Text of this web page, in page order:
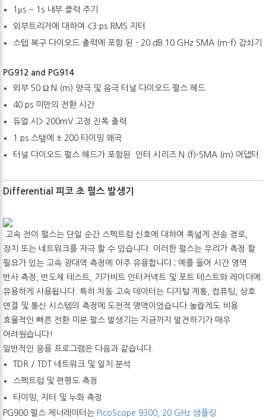
1μs ~ 1s 내부 클럭 주기
외부트리거에 대하여 <3 ps RMS 지터
스텝 복구 다이오드 출력에 포함 된 - 20 dB 10 GHz SMA (m-f) 감쇠기
PG912 and PG914
외부 50 Ω N (m) 양극 및 음극 터널 다이오드 펄스 헤드
40 ps 미만의 전환 시간
듀얼 시> 200mV 고정 진폭 출력
1 ps 스탶에 ± 200 타이밍 왜곡
터널 다이오드 펄스 헤드가 포함된 인터 시리즈 N (f)-SMA (m) 어댑터
Differential 피코 초 펄스 발생기
고속 전이 펄스는 단일 순간 스펙트럼 신호에 대하여 폭넓게 전송 경로,
장치 또는 네트워크를 자극 할 수 있습니다. 이러한 펄스는 우리가 측정 할
필요가 있는 고속 광대역 측정에 아주 유용합니다 ; 예를 들어 시간 영역
반사 측정, 반도체 테스트, 기가비트 인터커넥트 및 포트 테스트와 레이더에
유용하게 사용됩니다. 특히 차동 고속 데이터는 디지털 계통, 컴퓨팅, 상호
연결 및 통신 시스템의 측정에 도전적 영역이었습니다.놀랍게도 비용
효율적인 빠른 전환 미분 펄스 발생기는 지금까지 발견하기가 매우
어려웠습니다!
일반적인 응용 프로그램은 다음과 같습니다.
TDR / TDT 네트워크 및 일치 분석
스펙트럼 및 편평도 측정
타이밍, 지터 및 누화 측정
PG900 펄스 제너레이터는 PicoScope 9300, 20 GHz 샘플링